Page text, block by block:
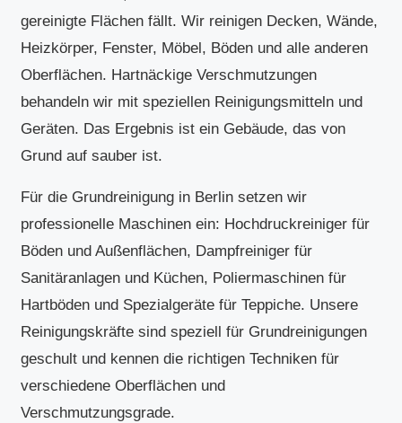
gereinigte Flächen fällt. Wir reinigen Decken, Wände,
Heizkörper, Fenster, Möbel, Böden und alle anderen
Oberflächen. Hartnäckige Verschmutzungen
behandeln wir mit speziellen Reinigungsmitteln und
Geräten. Das Ergebnis ist ein Gebäude, das von
Grund auf sauber ist.
Für die Grundreinigung in Berlin setzen wir
professionelle Maschinen ein: Hochdruckreiniger für
Böden und Außenflächen, Dampfreiniger für
Sanitäranlagen und Küchen, Poliermaschinen für
Hartböden und Spezialgeräte für Teppiche. Unsere
Reinigungskräfte sind speziell für Grundreinigungen
geschult und kennen die richtigen Techniken für
verschiedene Oberflächen und
Verschmutzungsgrade.